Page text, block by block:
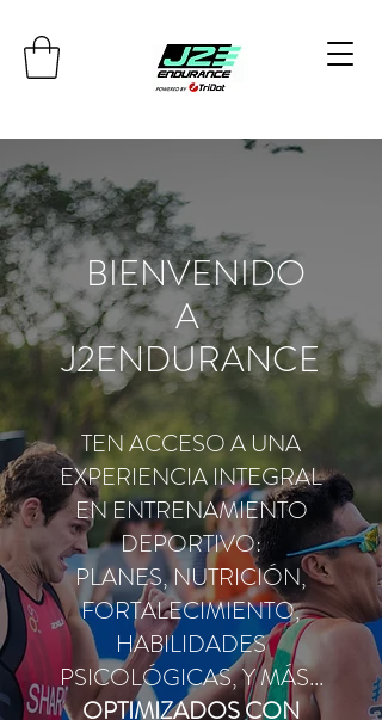
BIENVENIDO
A
J2ENDURANCE
TEN ACCESO A UNA
EXPERIENCIA INTEGRAL
EN ENTRENAMIENTO
DEPORTIVO:
PLANES, NUTRICIÓN,
FORTALECIMIENTO,
HABILIDADES
PSICOLÓGICAS, Y MÁS...
OPTIMIZADOS CON